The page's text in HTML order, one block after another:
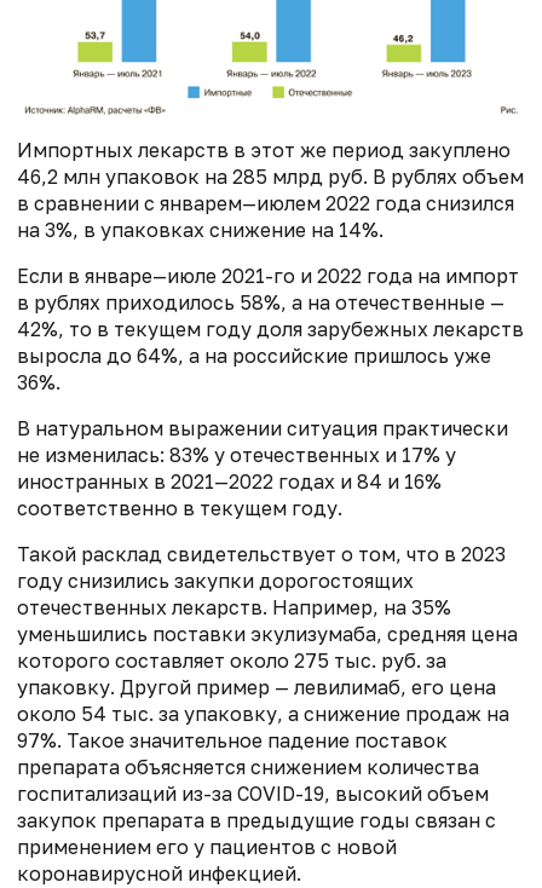
Импортных лекарств в этот же период закуплено
46,2 млн упаковок на 285 млрд руб. В рублях объем
в сравнении с январем—июлем 2022 года снизился
на 3%, в упаковках снижение на 14%.
Если в январе—июле 2021-го и 2022 года на импорт
в рублях приходилось 58%, а на отечественные —
42%, то в текущем году доля зарубежных лекарств
выросла до 64%, а на российские пришлось уже
36%.
В натуральном выражении ситуация практически
не изменилась: 83% у отечественных и 17% у
иностранных в 2021—2022 годах и 84 и 16%
соответственно в текущем году.
Такой расклад свидетельствует о том, что в 2023
году снизились закупки дорогостоящих
отечественных лекарств. Например, на 35%
уменьшились поставки экулизумаба, средняя цена
которого составляет около 275 тыс. руб. за
упаковку. Другой пример — левилимаб, его цена
около 54 тыс. за упаковку, а снижение продаж на
97%. Такое значительное падение поставок
препарата объясняется снижением количества
госпитализаций из-за COVID-19, высокий объем
закупок препарата в предыдущие годы связан с
применением его у пациентов с новой
коронавирусной инфекцией.